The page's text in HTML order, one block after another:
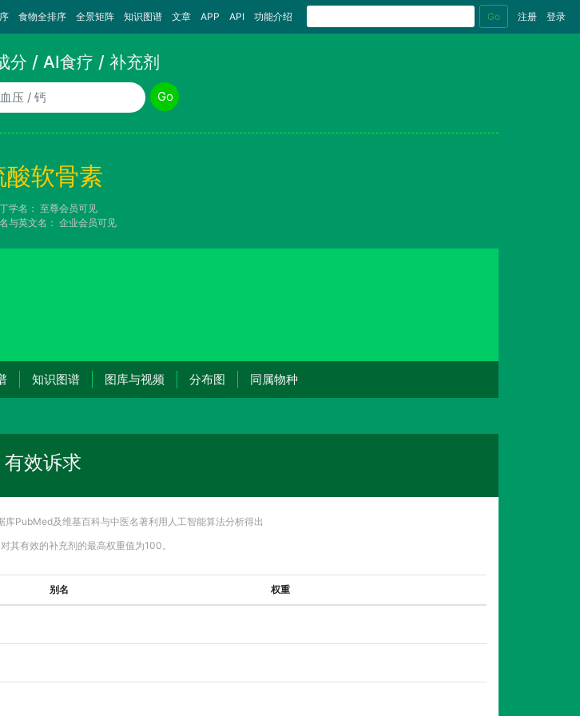
食物全排序 全景矩阵 知识图谱 文章 APP API 功能介绍 Go 注册 登录
分 / AI食疗 / 补充剂
Go
酸软骨素
学名： 至尊会员可见
与英文名： 企业会员可见
知识图谱 图库与视频 分布图 同属物种
有效诉求
库PubMed及维基百科与中医名著利用人工智能算法分析得出
其有效的补充剂的最高权重值为100。
别名 权重